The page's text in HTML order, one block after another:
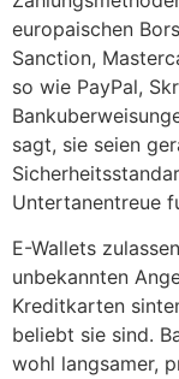
europaischen
Sanction,
so wie PayPal,
sagt, sie seien
Untertanentreue
E-Wallets
unbekannten
Kreditkarten
beliebt sie sind.
wohl langsamer,